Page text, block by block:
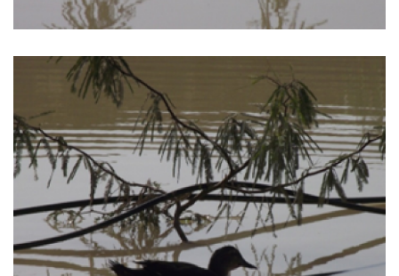
דצמבר 21, 2024
"מי שחי בנגב לא יכול שלא
להתמלא תקווה"